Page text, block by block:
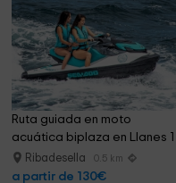
Ruta guiada en moto
acuática biplaza en Llanes 1
h
Ribadesella 0.5 km
a partir de 130€